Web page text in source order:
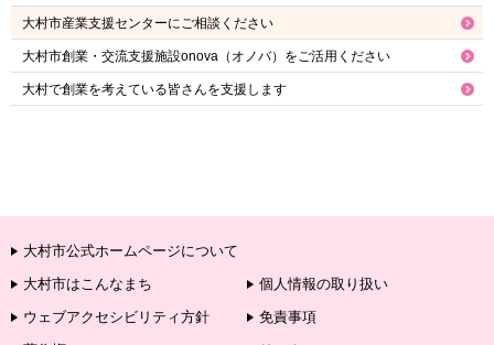
大村市産業支援センターにご相談ください
大村市創業・交流支援施設onova（オノバ）をご活用ください
大村で創業を考えている皆さんを支援します
大村市公式ホームページについて
大村市はこんなまち
個人情報の取り扱い
ウェブアクセシビリティ方針
免責事項